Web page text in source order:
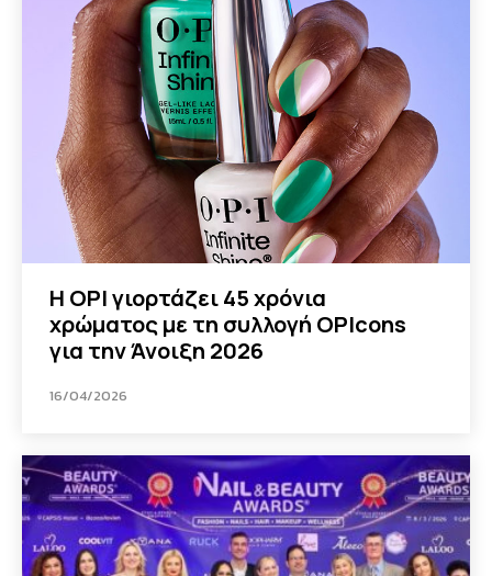
Η OPI γιορτάζει 45 χρόνια
χρώματος με τη συλλογή OPIcons
για την Άνοιξη 2026
16/04/2026